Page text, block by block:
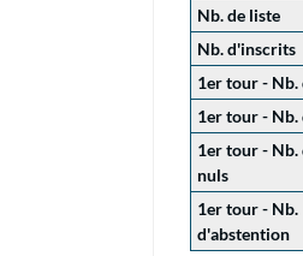
Nb. de liste
Nb. d'inscrits
1er tour - Nb.
1er tour - Nb.
1er tour - Nb.
nuls
1er tour - Nb.
d'abstention